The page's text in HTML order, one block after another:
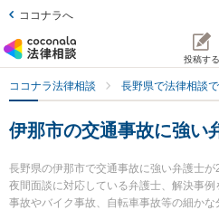
ココナラへ
投稿する
ココナラ法律相談 長野県で法律相談
伊那市の交通事故に強い
長野県の伊那市で交通事故に強い弁護士
夜間面談に対応している弁護士、解決事
事故やバイク事故、自転車事故等の細か